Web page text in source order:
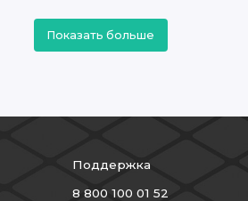
Показать больше
Поддержка
8 800 100 01 52